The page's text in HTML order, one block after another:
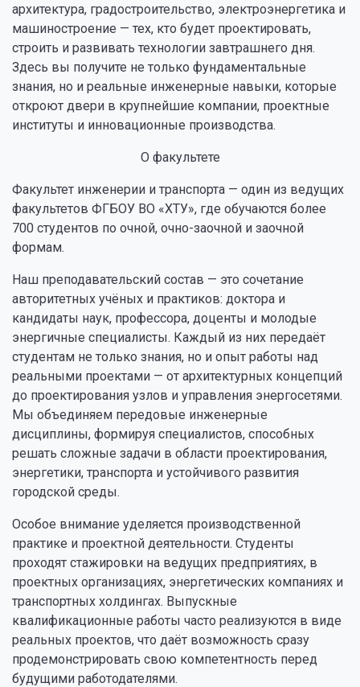
архитектура, градостроительство, электроэнергетика и
машиностроение — тех, кто будет проектировать,
строить и развивать технологии завтрашнего дня.
Здесь вы получите не только фундаментальные
знания, но и реальные инженерные навыки, которые
откроют двери в крупнейшие компании, проектные
институты и инновационные производства.
О факультете
Факультет инженерии и транспорта — один из ведущих
факультетов ФГБОУ ВО «ХТУ», где обучаются более
700 студентов по очной, очно-заочной и заочной
формам.
Наш преподавательский состав — это сочетание
авторитетных учёных и практиков: доктора и
кандидаты наук, профессора, доценты и молодые
энергичные специалисты. Каждый из них передаёт
студентам не только знания, но и опыт работы над
реальными проектами — от архитектурных концепций
до проектирования узлов и управления энергосетями.
Мы объединяем передовые инженерные
дисциплины, формируя специалистов, способных
решать сложные задачи в области проектирования,
энергетики, транспорта и устойчивого развития
городской среды.
Особое внимание уделяется производственной
практике и проектной деятельности. Студенты
проходят стажировки на ведущих предприятиях, в
проектных организациях, энергетических компаниях и
транспортных холдингах. Выпускные
квалификационные работы часто реализуются в виде
реальных проектов, что даёт возможность сразу
продемонстрировать свою компетентность перед
будущими работодателями.